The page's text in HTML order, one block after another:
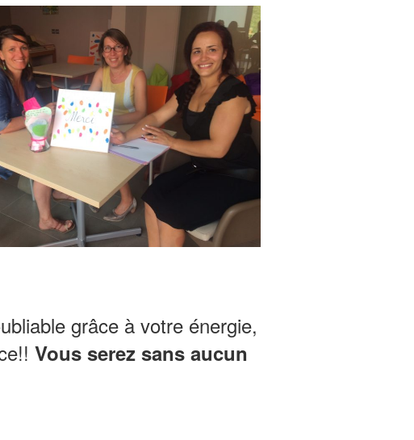
grâce à votre énergie,
Vous serez sans aucun